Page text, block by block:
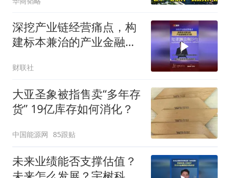
深挖产业链经营痛点，构
建标本兼治的产业金融解
财联社
大亚圣象被指售卖“多年存
货” 19亿库存如何消化？
中国能源网 85跟贴
未来业绩能否支撑估值？